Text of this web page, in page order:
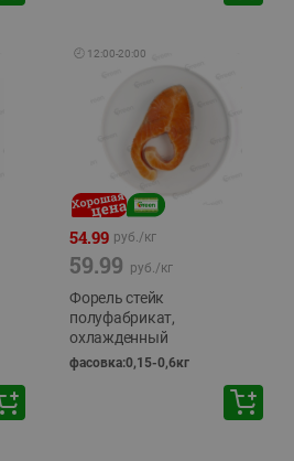
🕘 12:00-20:00
54.99 руб./кг
59.99 руб./кг
Форель стейк
полуфабрикат,
охлажденный
фасовка:0,15-0,6кг